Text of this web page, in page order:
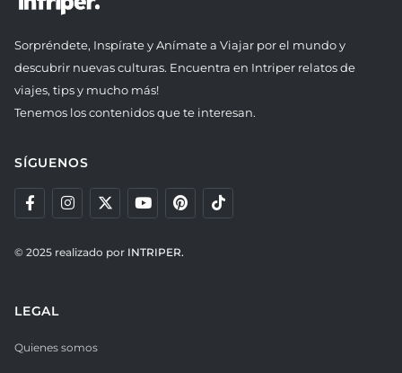
Sorpréndete, Inspírate y Anímate a Viajar por el mundo y
descubrir nuevas culturas. Encuentra en Intriper relatos de
viajes, tips y mucho más!
Tenemos los contenidos que te interesan.
SÍGUENOS
© 2025 realizado por INTRIPER.
LEGAL
Quienes somos